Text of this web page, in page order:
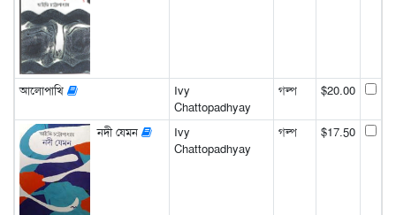
আলোপাখি
Ivy
Chattopadhyay
গল্প $20.00
নদী যেমন
Ivy
Chattopadhyay
গল্প $17.50